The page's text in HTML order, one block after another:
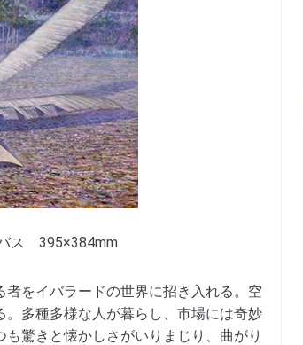
バス 395×384mm
をイバラードの世界に招き入れる。空
多種多様な人が暮らし、市場には奇妙
驚きと懐かしさがいりまじり、曲がり